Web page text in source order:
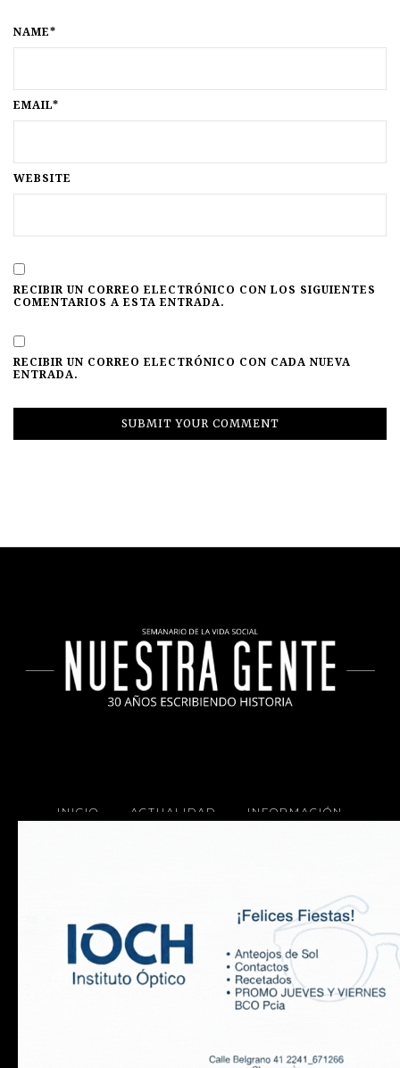
NAME*
EMAIL*
WEBSITE
RECIBIR UN CORREO ELECTRÓNICO CON LOS SIGUIENTES
COMENTARIOS A ESTA ENTRADA.
RECIBIR UN CORREO ELECTRÓNICO CON CADA NUEVA
ENTRADA.
INICIO ACTUALIDAD INFORMACIÓN
Copyright 2025 Nuestra Gente.